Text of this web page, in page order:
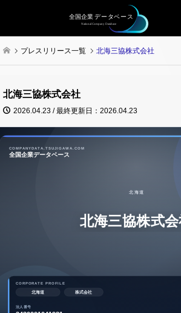
プレスリリース一覧 北海三協株式会社
北海三協株式会社
2026.04.23 / 最終更新日：2026.04.23